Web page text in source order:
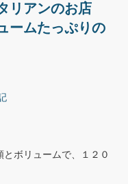
リアンのお店
ームたっぷりの
ボリュームで、１２０